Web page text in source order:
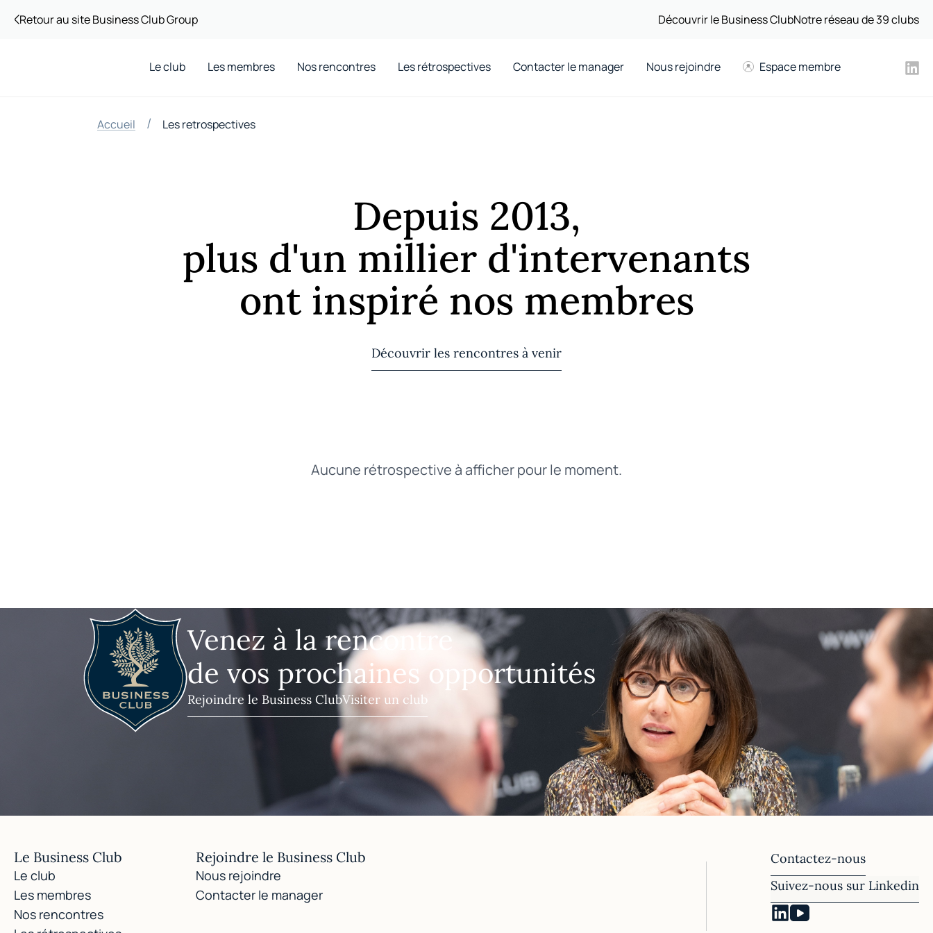
Retour au site Business Club Group Découvrir le Business ClubNotre réseau de 39 clubs
Le club Les membres Nos rencontres Les rétrospectives Contacter le manager Nous rejoindre Espace membre
Accueil / Les retrospectives
Depuis 2013,
plus d'un millier d'intervenants
ont inspiré nos membres
Découvrir les rencontres à venir
Aucune rétrospective à afficher pour le moment.
Venez à la rencontre
de vos prochaines opportunités
Rejoindre le Business ClubVisiter un club
Le Business Club
Le club
Les membres
Nos rencontres
Rejoindre le Business Club
Nous rejoindre
Contacter le manager
Contactez-nous
Suivez-nous sur Linkedin